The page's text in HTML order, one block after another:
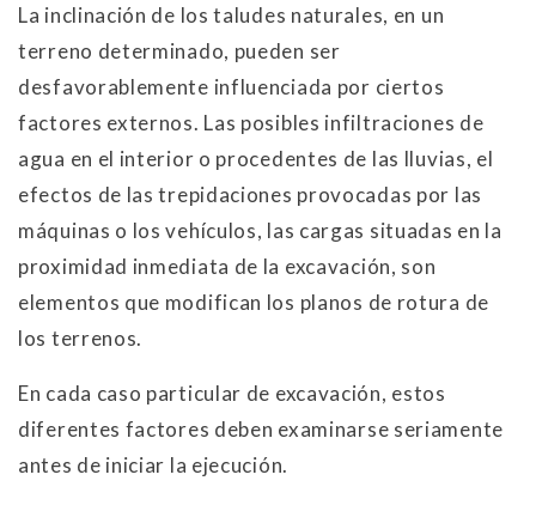
La inclinación de los taludes naturales, en un
terreno determinado, pueden ser
desfavorablemente influenciada por ciertos
factores externos. Las posibles infiltraciones de
agua en el interior o procedentes de las lluvias, el
efectos de las trepidaciones provocadas por las
máquinas o los vehículos, las cargas situadas en la
proximidad inmediata de la excavación, son
elementos que modifican los planos de rotura de
los terrenos.
En cada caso particular de excavación, estos
diferentes factores deben examinarse seriamente
antes de iniciar la ejecución.